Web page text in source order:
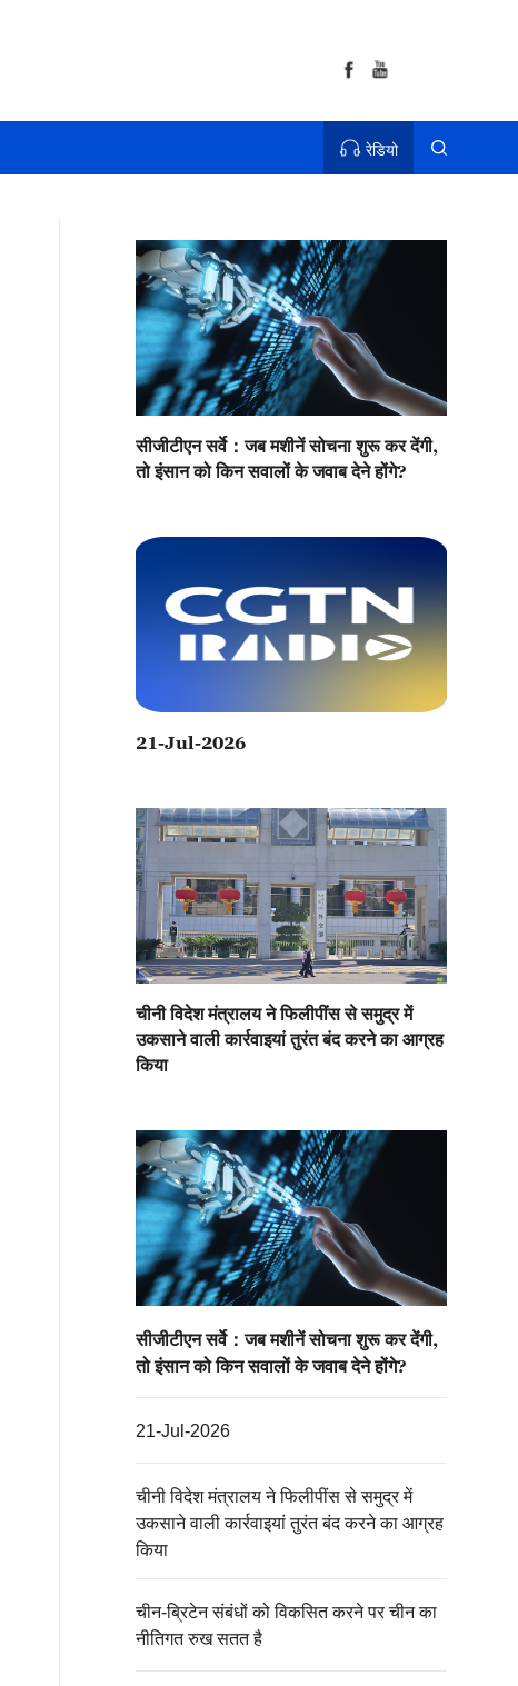
रेडियो
सीजीटीएन सर्वे：जब मशीनें सोचना शुरू कर देंगी,
तो इंसान को किन सवालों के जवाब देने होंगे?
21-Jul-2026
चीनी विदेश मंत्रालय ने फिलीपींस से समुद्र में
उकसाने वाली कार्रवाइयां तुरंत बंद करने का आग्रह
किया
सीजीटीएन सर्वे：जब मशीनें सोचना शुरू कर देंगी,
तो इंसान को किन सवालों के जवाब देने होंगे?
21-Jul-2026
चीनी विदेश मंत्रालय ने फिलीपींस से समुद्र में
उकसाने वाली कार्रवाइयां तुरंत बंद करने का आग्रह
किया
चीन-ब्रिटेन संबंधों को विकसित करने पर चीन का
नीतिगत रुख सतत है